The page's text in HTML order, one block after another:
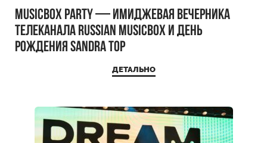
MUSICBOX PARTY — имиджевая вечерника
телеканала RUSSIAN MUSICBOX и день
рождения Sandra Top
ДЕТАЛЬНО